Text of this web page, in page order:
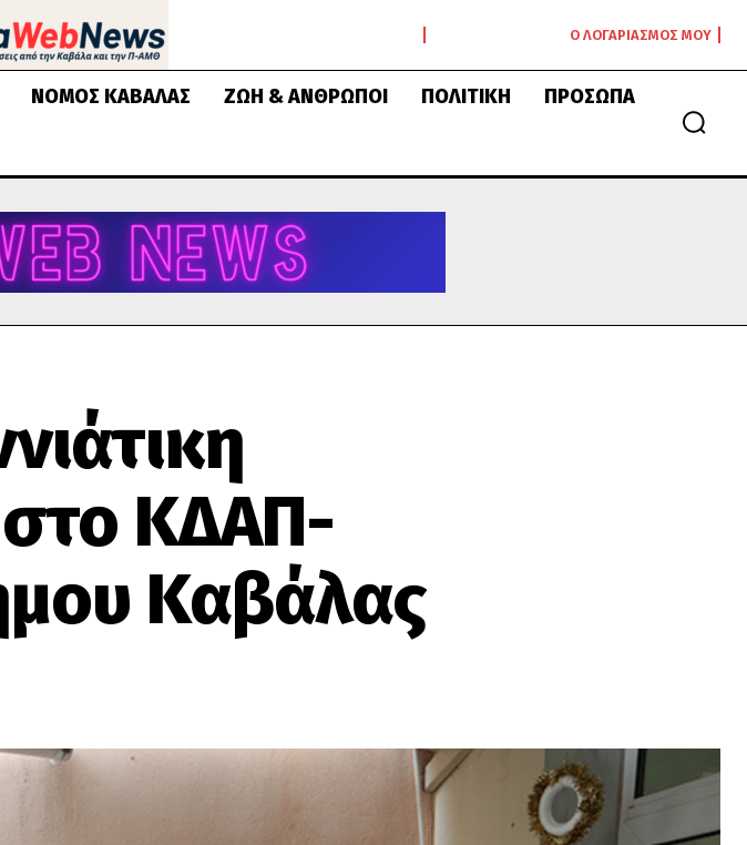
Ο ΛΟΓΑΡΙΑΣΜΌΣ ΜΟΥ
ΝΟΜΌΣ ΚΑΒΆΛΑΣ ΖΩΉ & ΆΝΘΡΩΠΟΙ ΠΟΛΙΤΙΚΉ ΠΡΌΣΩΠΑ
ΚΔΑΠ-
Καβάλας